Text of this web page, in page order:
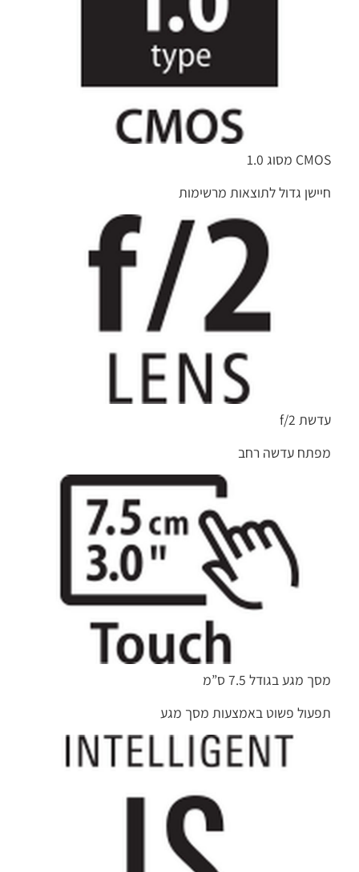
CMOS מסוג 1.0
חיישן גדול לתוצאות מרשימות
עדשת f/2
מפתח עדשה רחב
מסך מגע בגודל 7.5 ס”מ
תפעול פשוט באמצעות מסך מגע